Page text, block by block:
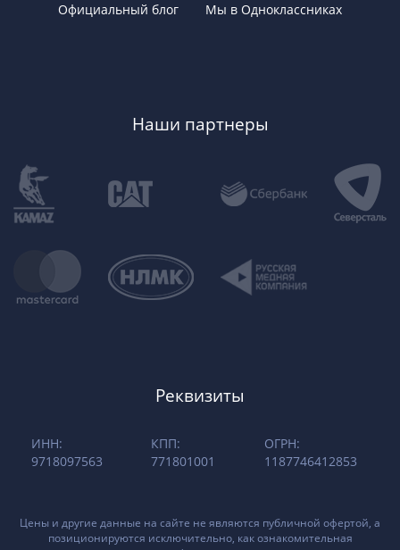
Официальный блог Мы в Одноклассниках
Наши партнеры
Реквизиты
ИНН:
9718097563
КПП:
771801001
ОГРН:
1187746412853
Цены и другие данные на сайте не являются публичной офертой, а
позиционируются исключительно, как ознакомительная